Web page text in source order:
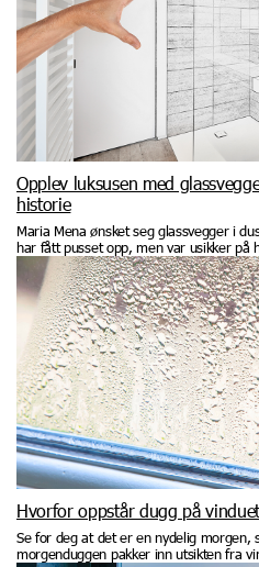
Opplev luksusen med
historie
Maria Mena ønsket seg glassvegger i
har fått pusset opp, men var usikker på
Hvorfor oppstår dugg på
Se for deg at det er en nydelig morgen,
morgenduggen pakker inn utsikten fra